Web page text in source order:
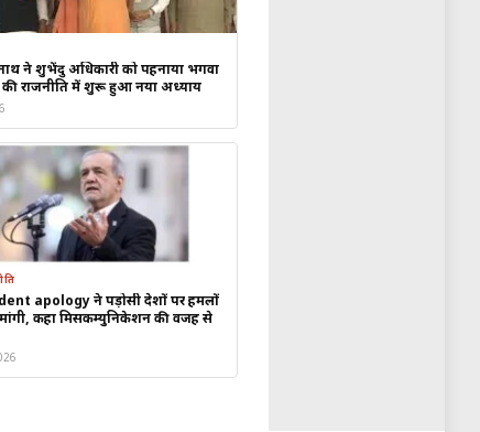
पर बातचीत को जल्द पूरा
बनाएगा।
अंतरराष्ट्रीय पतंग महोत्सव
में हिस्सा
एवं प्रौद्योगिकी क्षेत्र के दिग्गजों
ने शुभेंदु अधिकारी को पहनाया भगवा
राजनीति में शुरू हुआ नया अध्याय
apology ने पड़ोसी देशों पर हमलों
कहा मिसकम्युनिकेशन की वजह से